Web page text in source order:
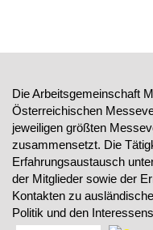
Die Arbeitsgemeinschaft
Österreichischen
jeweiligen größten
zusammensetzt. Die
Erfahrungsaustausch
der Mitglieder sowie der
Kontakten zu
Politik und den